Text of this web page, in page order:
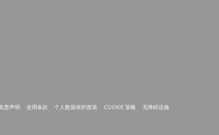
责声明((在新窗口中打开))
使用条款((在新窗口中打开))
个人数据保护政策((在新窗口中打开))
COOKIE 策略((在新窗口中打开))
无障碍设施((在新窗口中打开))